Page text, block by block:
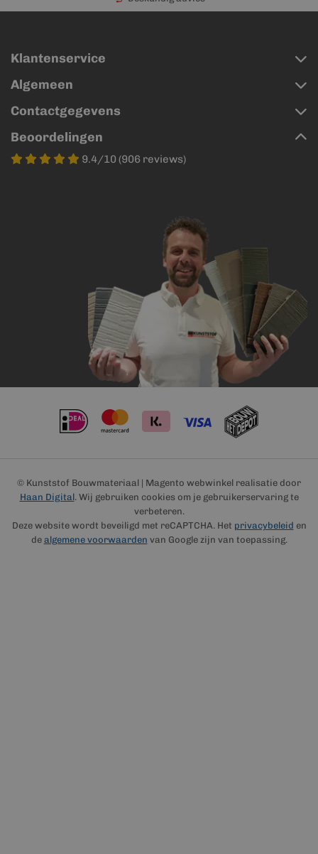
Klantenservice
Algemeen
Contactgegevens
Beoordelingen
9.4/10 (906 reviews)
© Kunststof Bouwmateriaal | Magento webwinkel realisatie door
Haan Digital. Wij gebruiken cookies om je gebruikerservaring te
verbeteren.
Deze website wordt beveiligd met reCAPTCHA. Het privacybeleid en
de algemene voorwaarden van Google zijn van toepassing.